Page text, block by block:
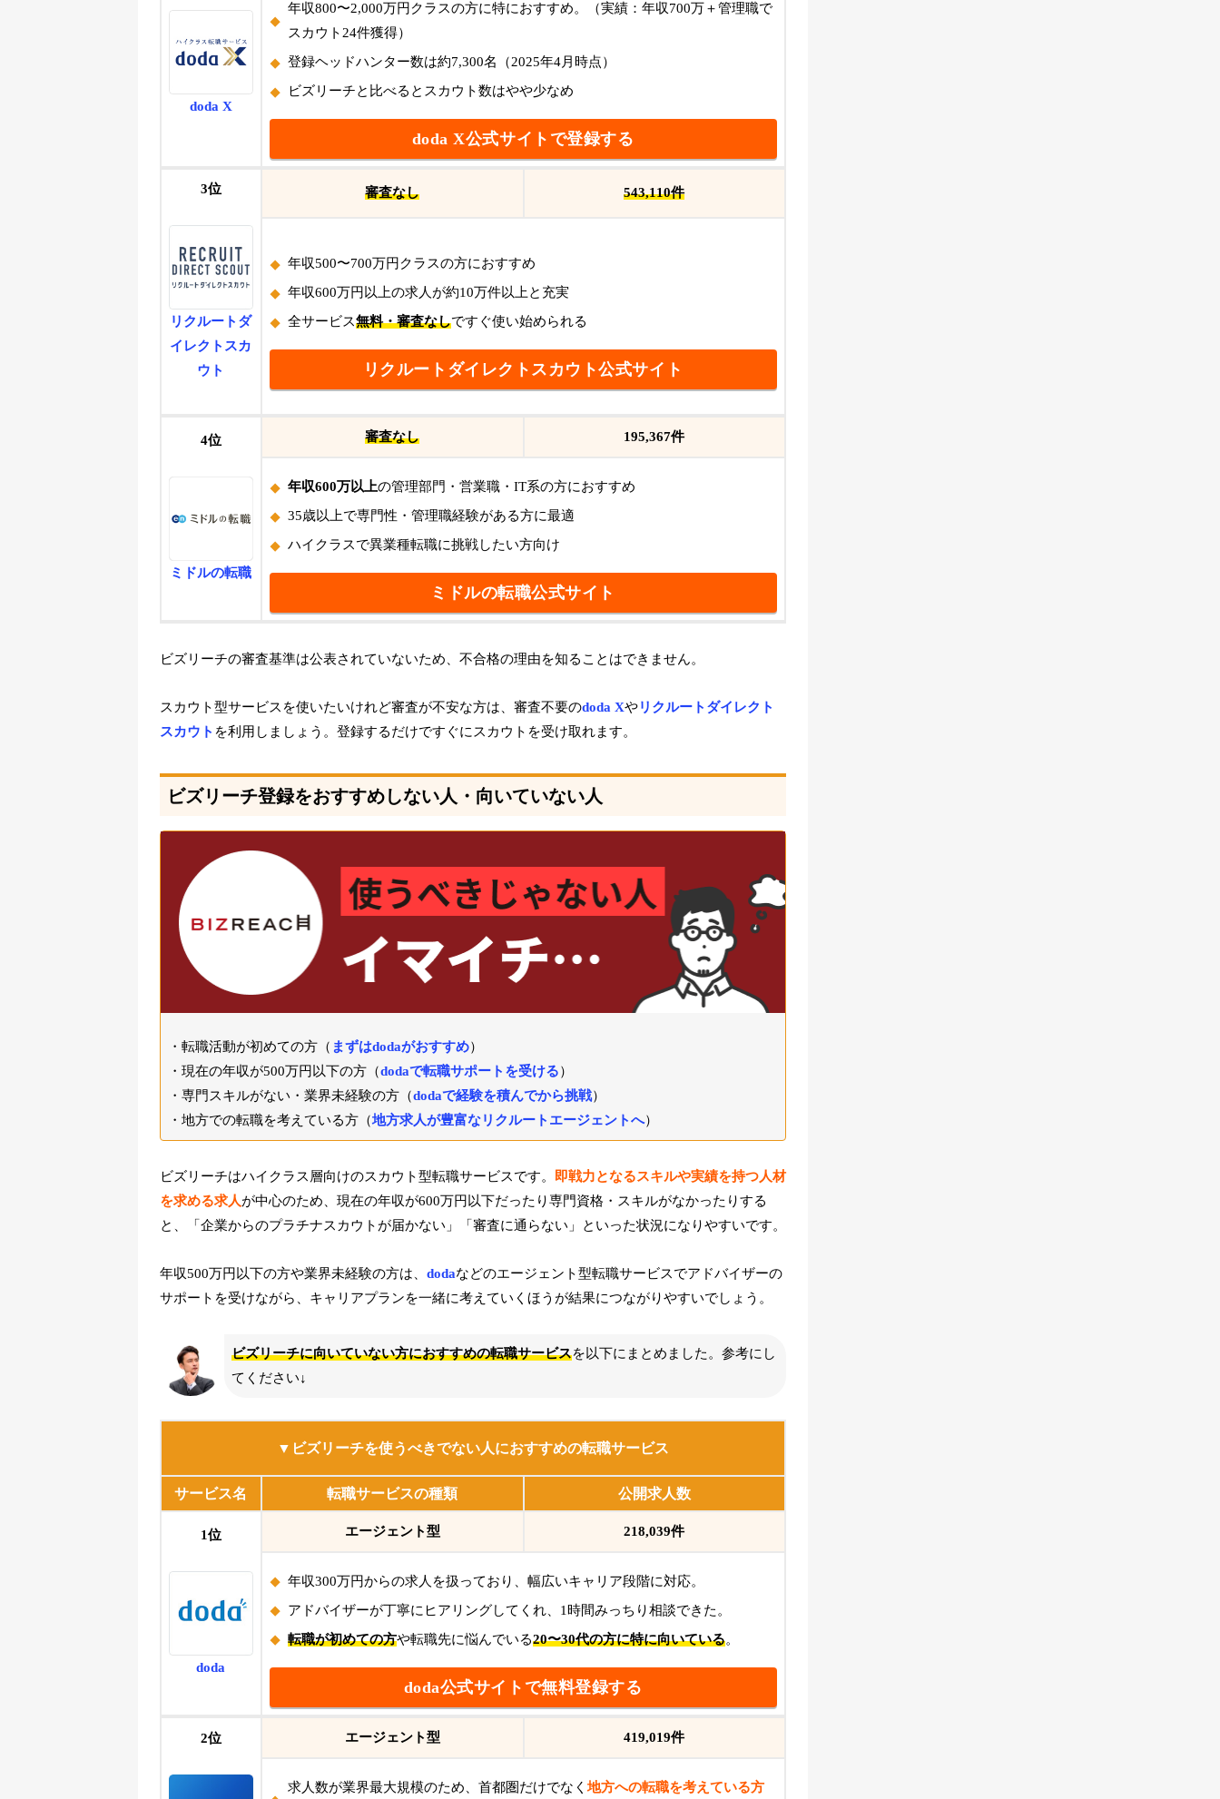
doda X
年収800〜2,000万円クラスの方に特におすすめ。（実績：年収700万＋管理職で
スカウト24件獲得）
登録ヘッドハンター数は約7,300名（2025年4月時点）
ビズリーチと比べるとスカウト数はやや少なめ
doda X公式サイトで登録する
3位
リクルートダ
イレクトスカ
ウト
審査なし 543,110件
年収500〜700万円クラスの方におすすめ
年収600万円以上の求人が約10万件以上と充実
全サービス無料・審査なしですぐ使い始められる
リクルートダイレクトスカウト公式サイト
4位
ミドルの転職
審査なし 195,367件
年収600万以上の管理部門・営業職・IT系の方におすすめ
35歳以上で専門性・管理職経験がある方に最適
ハイクラスで異業種転職に挑戦したい方向け
ミドルの転職公式サイト
ビズリーチの審査基準は公表されていないため、不合格の理由を知ることはできません。
スカウト型サービスを使いたいけれど審査が不安な方は、審査不要のdoda Xやリクルートダイレクト
スカウト を利用しましょう。登録するだけですぐにスカウトを受け取れます。
ビズリーチ登録をおすすめしない人・向いていない人
転職活動が初めての方（ まずはdodaがおすすめ）
現在の年収が500万円以下の方（dodaで転職サポートを受ける）
専門スキルがない・業界未経験の方（dodaで経験を積んでから挑戦）
地方での転職を考えている方（地方求人が豊富なリクルートエージェントへ）
ビズリーチはハイクラス層向けのスカウト型転職サービスです。
即戦力となるスキルや実績を持つ人材
を求める求人が中心のため、現在の年収が600万円以下だったり専門資格・スキルがなかったりする
と、「企業からのプラチナスカウトが届かない」「審査に通らない」といった状況になりやすいです。
年収500万円以下の方や業界未経験の方は、 dodaなどのエージェント型転職サービスでアドバイザーの
サポートを受けながら、キャリアプランを一緒に考えていくほうが結果につながりやすいでしょう。
ビズリーチに向いていない方におすすめの転職サービスを以下にまとめました。参考にし
てください↓
▼ビズリーチを使うべきでない人におすすめの転職サービス
サービス名 転職サービスの種類 公開求人数
1位
doda
エージェント型 218,039件
年収300万円からの求人を扱っており、幅広いキャリア段階に対応。
アドバイザーが丁寧にヒアリングしてくれ、1時間みっちり相談できた。
転職が初めての方や転職先に悩んでいる20〜30代の方に特に向いている。
doda公式サイトで無料登録する
2位 エージェント型 419,019件
求人数が業界最大規模のため、首都圏だけでなく地方への転職を考えている方